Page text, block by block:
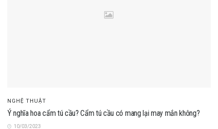
NGHỆ THUẬT
Ý nghĩa hoa cẩm tú cầu? Cẩm tú cầu có mang lại may mắn không?
10/03/2023